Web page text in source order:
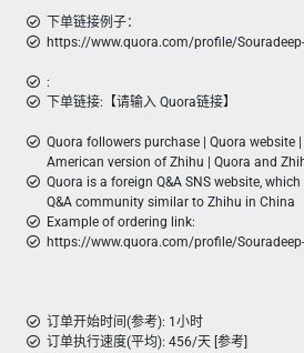
下单链接例子：
https://www.quora.com/profile/
:
下单链接:【请输入 Quora链接】
Quora followers purchase | Quora website |
American version of Zhihu | Quora and
Quora is a foreign Q&A SNS website,
Q&A community similar to Zhihu in China
Example of ordering link:
https://www.quora.com/profile/
订单开始时间(参考): 1小时
订单执行速度(平均): 456/天 [参考]